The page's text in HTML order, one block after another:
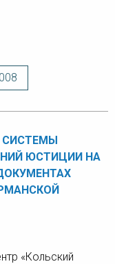
СИСТЕМЫ
ЮСТИЦИИ НА
«Кольский